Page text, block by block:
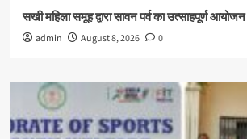
सखी महिला समूह द्वारा सावन पर्व का उत्साहपूर्ण आयोजन
admin August 8, 2026 0